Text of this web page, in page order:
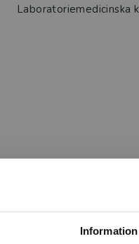
Information
Begränsad
Laboratoriemedicinska
Produkter